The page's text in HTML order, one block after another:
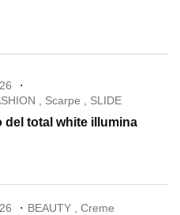
Scarpe SLIDE
del total white illumina
BEAUTY ,Creme